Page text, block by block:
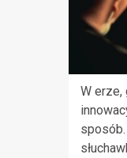
W erze,